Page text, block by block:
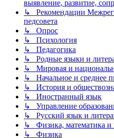
выявление, развитие,
↳ Рекомендации
педсовета
↳ Опрос
↳ Психология
↳ Педагогика
↳ Родные языки и
↳ Мировая и
↳ Начальное и среднее
↳ История и
↳ Иностранный язык
↳ Управление
↳ Русский язык и
↳ Физика, математика и
↳ Физика